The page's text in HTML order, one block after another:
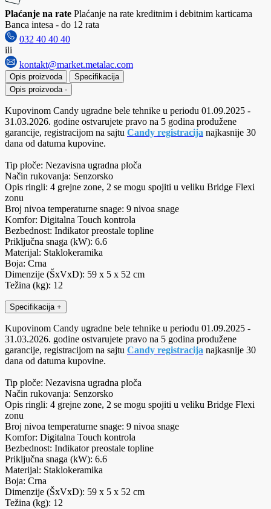
Plaćanje na rate Plaćanje na rate kreditnim i debitnim karticama
Banca intesa - do 12 rata
032 40 40 40
ili
kontakt@market.metalac.com
Opis proizvoda
Specifikacija
Opis proizvoda -
Kupovinom Candy ugradne bele tehnike u periodu 01.09.2025 -
31.03.2026. godine ostvarujete pravo na 5 godina produžene
garancije, registracijom na sajtu Candy registracija najkasnije 30
dana od datuma kupovine.
Tip ploče: Nezavisna ugradna ploča
Način rukovanja: Senzorsko
Opis ringli: 4 grejne zone, 2 se mogu spojiti u veliku Bridge Flexi
zonu
Broj nivoa temperaturne snage: 9 nivoa snage
Komfor: Digitalna Touch kontrola
Bezbednost: Indikator preostale topline
Priključna snaga (kW): 6.6
Materijal: Staklokeramika
Boja: Crna
Dimenzije (ŠxVxD): 59 x 5 x 52 cm
Težina (kg): 12
Specifikacija +
Kupovinom Candy ugradne bele tehnike u periodu 01.09.2025 -
31.03.2026. godine ostvarujete pravo na 5 godina produžene
garancije, registracijom na sajtu Candy registracija najkasnije 30
dana od datuma kupovine.
Tip ploče: Nezavisna ugradna ploča
Način rukovanja: Senzorsko
Opis ringli: 4 grejne zone, 2 se mogu spojiti u veliku Bridge Flexi
zonu
Broj nivoa temperaturne snage: 9 nivoa snage
Komfor: Digitalna Touch kontrola
Bezbednost: Indikator preostale topline
Priključna snaga (kW): 6.6
Materijal: Staklokeramika
Boja: Crna
Dimenzije (ŠxVxD): 59 x 5 x 52 cm
Težina (kg): 12